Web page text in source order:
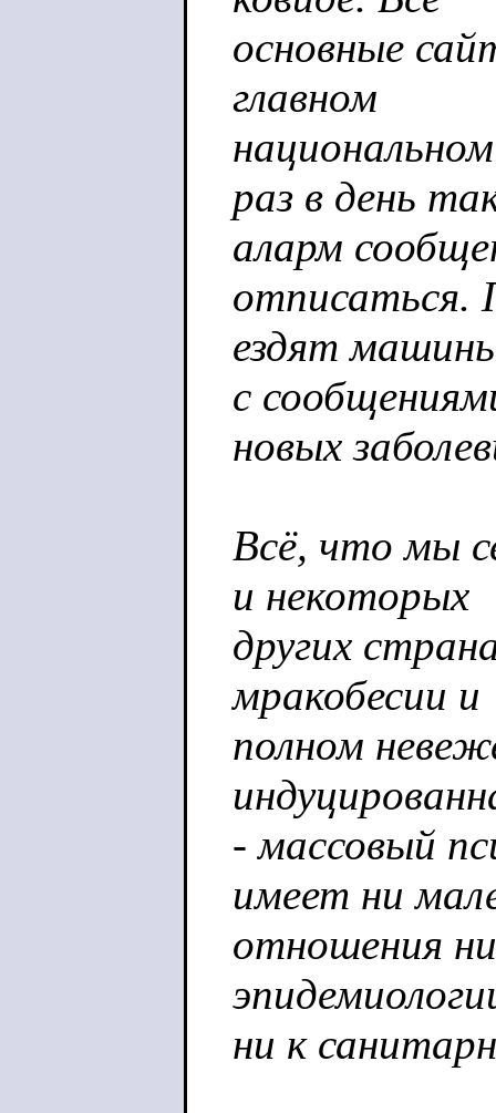
основные
главном
раз в день
аларм
отписаться.
ездят
с
новых
Всё, что мы
и некоторых
других
мракобесии и
полном
- массовый
имеет ни
отношения
ни к